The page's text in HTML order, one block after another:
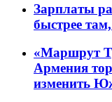
Зарплаты
быстрее там,
«Маршрут
Армения
изменить